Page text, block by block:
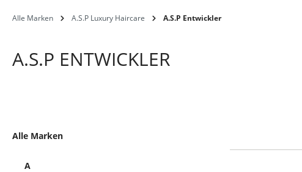
Alle Marken A.S.P Luxury Haircare A.S.P Entwickler
A.S.P ENTWICKLER
Alle Marken
A